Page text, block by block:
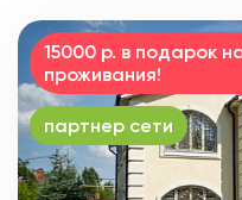
15000 р. в подарок
проживания!
партнер сети